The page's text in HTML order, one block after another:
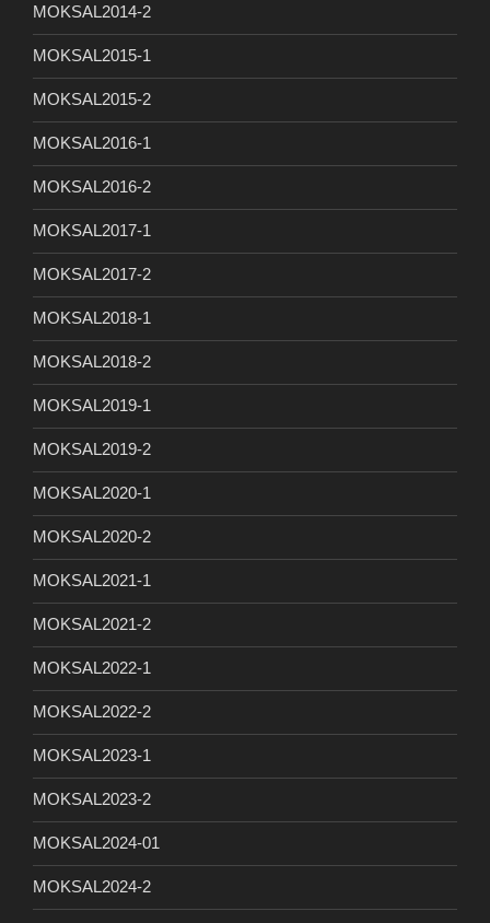
MOKSAL2014-2
MOKSAL2015-1
MOKSAL2015-2
MOKSAL2016-1
MOKSAL2016-2
MOKSAL2017-1
MOKSAL2017-2
MOKSAL2018-1
MOKSAL2018-2
MOKSAL2019-1
MOKSAL2019-2
MOKSAL2020-1
MOKSAL2020-2
MOKSAL2021-1
MOKSAL2021-2
MOKSAL2022-1
MOKSAL2022-2
MOKSAL2023-1
MOKSAL2023-2
MOKSAL2024-01
MOKSAL2024-2